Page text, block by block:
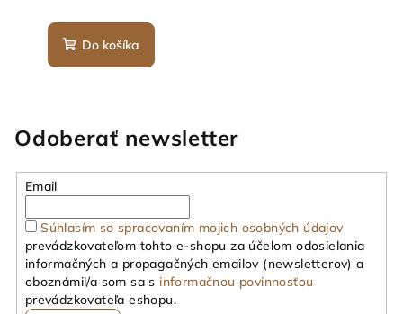
Do košíka
Odoberať newsletter
Email
Súhlasím so spracovaním mojich osobných údajov
prevádzkovateľom tohto e-shopu za účelom odosielania
informačných a propagačných emailov (newsletterov) a
oboznámil/a som sa s informačnou povinnosťou
prevádzkovateľa eshopu.